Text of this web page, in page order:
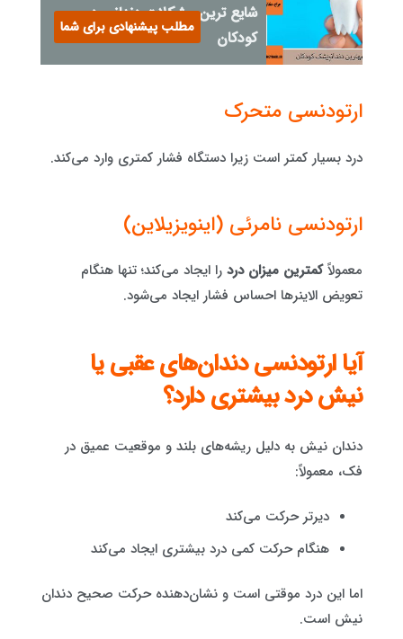
شایع ترین مشکلات دندانی در
کودکان
مطلب پیشنهادی برای شما
ارتودنسی متحرک
درد بسیار کمتر است زیرا دستگاه فشار کمتری وارد می‌کند.
ارتودنسی نامرئی (اینویزیلاین)
معمولاًکمترین میزان درد را ایجاد می‌کند؛ تنها هنگام
تعویض الاینرها احساس فشار ایجاد می‌شود.
آیا ارتودنسی دندان‌های عقبی یا
نیش درد بیشتری دارد؟
دندان نیش به دلیل ریشه‌های بلند و موقعیت عمیق در
فک، معمولاً:
دیرتر حرکت می‌کند
هنگام حرکت کمی درد بیشتری ایجاد می‌کند
اما این درد موقتی است و نشان‌دهنده حرکت صحیح دندان
نیش است.